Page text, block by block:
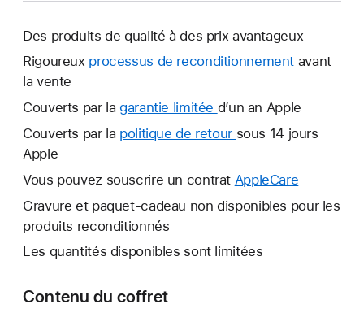
Des produits de qualité à des prix avantageux
Rigoureux processus de reconditionnement avant
la vente
Couverts par la garantie limitée Une
nouvelle
d’un an Apple
Couverts par la politique de retour Une
fenêtre
sous 14 jours
Apple
Vous pouvez souscrire un contrat AppleCare
nouvelle
Gravure et paquet-cadeau non disponibles pour les
produits reconditionnés
Les quantités disponibles sont limitées
Contenu du coffret